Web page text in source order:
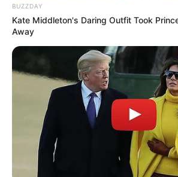
Citas a los 18 es escribir los
de tu vida amorosa. No tienen
perfectos, solo auténticos. Vive
una experiencia, no como una
Disfruta el presente sin cargar
futuro.
Atrévete a decir sí a una cita, sí
BUZZDAY
Kate Middleton's Daring Outfit Took
Away